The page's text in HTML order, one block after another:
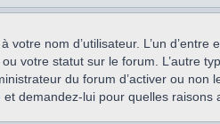
nom d’utilisateur. L’un
votre statut sur le forum. L’autre
du forum d’activer ou
demandez-lui pour quelles raisons